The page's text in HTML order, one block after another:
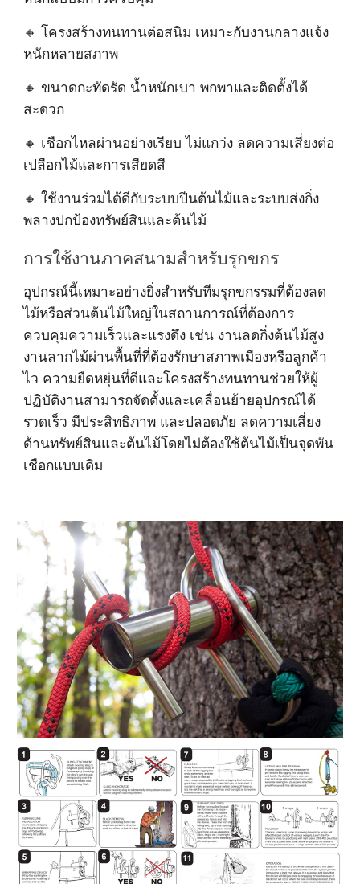
🔸 โครงสร้างทนทานต่อสนิม เหมาะกับงานกลางแจ้ง
หนักหลายสภาพ
🔸 ขนาดกะทัดรัด น้ำหนักเบา พกพาและติดตั้งได้
สะดวก
🔸 เชือกไหลผ่านอย่างเรียบ ไม่แกว่ง ลดความเสี่ยงต่อ
เปลือกไม้และการเสียดสี
🔸 ใช้งานร่วมได้ดีกับระบบปีนต้นไม้และระบบส่งกิ่ง
พลางปกป้องทรัพย์สินและต้นไม้
การใช้งานภาคสนามสำหรับรุกขกร
อุปกรณ์นี้เหมาะอย่างยิ่งสำหรับทีมรุกขกรรมที่ต้องลด
ไม้หรือส่วนต้นไม้ใหญ่ในสถานการณ์ที่ต้องการ
ควบคุมความเร็วและแรงดึง เช่น งานลดกิ่งต้นไม้สูง
งานลากไม้ผ่านพื้นที่ที่ต้องรักษาสภาพเมืองหรือลูกค้า
ไว ความยืดหยุ่นที่ดีและโครงสร้างทนทานช่วยให้ผู้
ปฏิบัติงานสามารถจัดตั้งและเคลื่อนย้ายอุปกรณ์ได้
รวดเร็ว มีประสิทธิภาพ และปลอดภัย ลดความเสี่ยง
ด้านทรัพย์สินและต้นไม้โดยไม่ต้องใช้ต้นไม้เป็นจุดพัน
เชือกแบบเดิม